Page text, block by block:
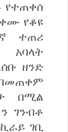
የተጠቀሰ
የቆዩ
ተጠሪ
አባላት
ዘንድ
በሚል
ገንብቶ
ገቢ